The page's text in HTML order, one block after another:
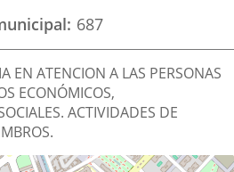
687
EN ATENCION A LAS PERSONAS
ECONÓMICOS,
ACTIVIDADES DE